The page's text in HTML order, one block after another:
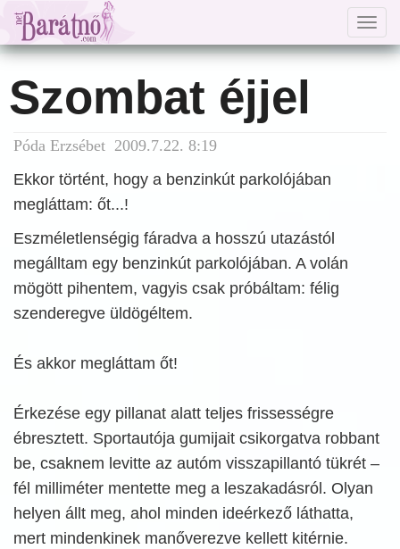
Szombat éjjel
Póda Erzsébet 2009.7.22. 8:19
Ekkor történt, hogy a benzinkút parkolójában
megláttam: őt...!
Eszméletlenségig fáradva a hosszú utazástól
megálltam egy benzinkút parkolójában. A volán
mögött pihentem, vagyis csak próbáltam: félig
szenderegve üldögéltem.
És akkor megláttam őt!
Érkezése egy pillanat alatt teljes frissességre
ébresztett. Sportautója gumijait csikorgatva robbant
be, csaknem levitte az autóm visszapillantó tükrét –
fél milliméter mentette meg a leszakadásról. Olyan
helyen állt meg, ahol minden ideérkező láthatta,
mert mindenkinek manőverezve kellett kitérnie.